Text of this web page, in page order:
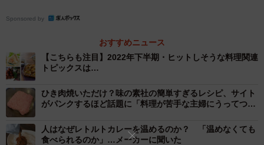
Sponsored by
おすすめニュース
【こちらも注目】2022年下半期・ヒットしそうな料理関連
トピックスは…
ひき肉焼いただけ？味の素社の簡単すぎるレシピ、サイト
がパンクするほど話題に「料理が苦手な主婦にうってつ
人はなぜレトルトカレーを温めるのか？ 「温めなくても
食べられるのか」…メーカーに聞いた